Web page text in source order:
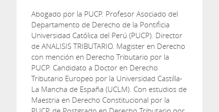
Abogado por la PUCP. Profesor Asociado del
Departamento de Derecho de la Pontificia
Universidad Católica del Perú (PUCP). Director
de ANALISIS TRIBUTARIO. Magister en Derecho
con mención en Derecho Tributario por la
PUCP. Candidato a Doctor en Derecho
Tributario Europeo por la Universidad Castilla-
La Mancha de España (UCLM). Con estudios de
Maestria en Derecho Constitucional por la